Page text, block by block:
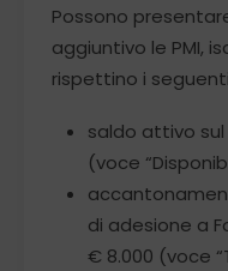
Possono
aggiuntivo le PMI,
rispettino i
saldo attivo
(voce
di adesione a
€ 8.000 (voce